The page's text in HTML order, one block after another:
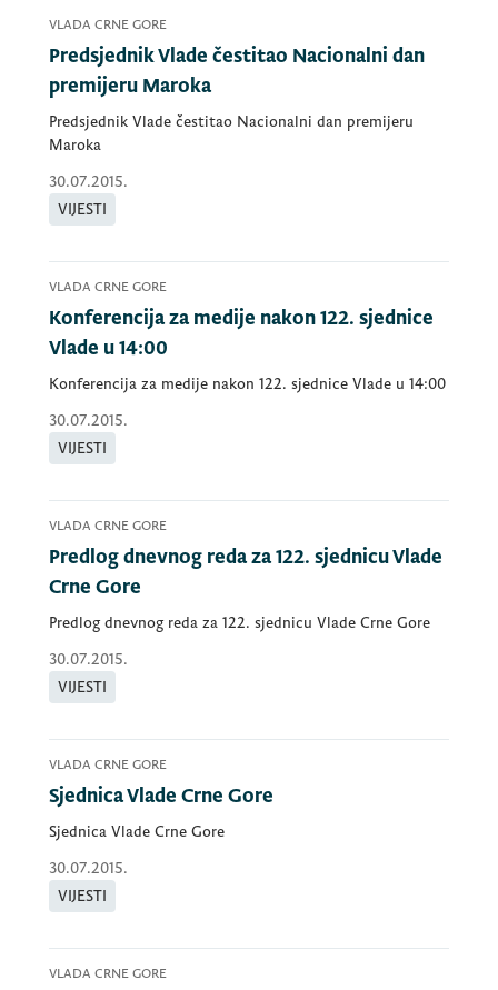
VLADA CRNE GORE
Predsjednik Vlade čestitao Nacionalni dan
premijeru Maroka
Predsjednik Vlade čestitao Nacionalni dan premijeru
Maroka
30.07.2015.
VIJESTI
VLADA CRNE GORE
Konferencija za medije nakon 122. sjednice
Vlade u 14:00
Konferencija za medije nakon 122. sjednice Vlade u 14:00
30.07.2015.
VIJESTI
VLADA CRNE GORE
Predlog dnevnog reda za 122. sjednicu Vlade
Crne Gore
Predlog dnevnog reda za 122. sjednicu Vlade Crne Gore
30.07.2015.
VIJESTI
VLADA CRNE GORE
Sjednica Vlade Crne Gore
Sjednica Vlade Crne Gore
30.07.2015.
VIJESTI
VLADA CRNE GORE